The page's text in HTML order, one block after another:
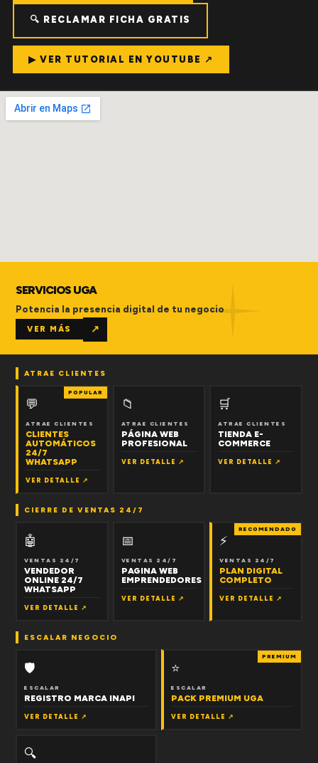
🔍 RECLAMAR FICHA GRATIS
▶ VER TUTORIAL EN YOUTUBE ↗
SERVICIOS UGA
Potencia la presencia digital de tu negocio
VER MÁS ↗
ATRAE CLIENTES
POPULAR
💬
ATRAE CLIENTES
CLIENTES
AUTOMÁTICOS
24/7
WHATSAPP
VER DETALLE ↗
📁
ATRAE CLIENTES
PÁGINA WEB
PROFESIONAL
VER DETALLE ↗
🛒
ATRAE CLIENTES
TIENDA E-
COMMERCE
VER DETALLE ↗
CIERRE DE VENTAS 24/7
🤖
VENTAS 24/7
VENDEDOR
ONLINE 24/7
WHATSAPP
VER DETALLE ↗
📅
VENTAS 24/7
PAGINA WEB
EMPRENDEDORES
VER DETALLE ↗
RECOMENDADO
⚡
VENTAS 24/7
PLAN DIGITAL
COMPLETO
VER DETALLE ↗
ESCALAR NEGOCIO
🛡
ESCALAR
REGISTRO MARCA INAPI
VER DETALLE ↗
PREMIUM
⭐
ESCALAR
PACK PREMIUM UGA
VER DETALLE ↗
🔍